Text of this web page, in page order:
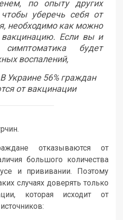
по опыту других
уберечь себя от
необходимо как можно
вакцинацию. Если вы и
будет
воспалений,
Украине 56% граждан
от вакцинации
отказываются от
большого количества
и прививании. Поэтому
случаях доверять только
которая исходит от